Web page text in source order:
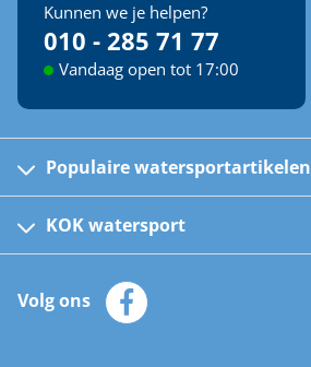
Kunnen we je helpen?
010 - 285 71 77
Vandaag open tot 17:00
Populaire watersportartikelen
Kinder reddingsvesten
Automatische reddingsvesten
Zeilkleding
Zonnepanelen
KOK watersport
Klantenservice
Merken
Volg ons